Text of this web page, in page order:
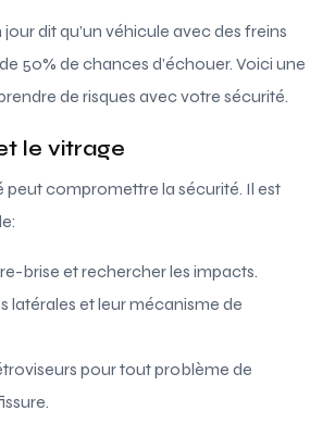
dit qu’un véhicule avec des freins
50% de chances d’échouer. Voici une
de risques avec votre sécurité.
le vitrage
peut compromettre la sécurité. Il est
brise et rechercher les impacts.
latérales et leur mécanisme de
pour tout problème de